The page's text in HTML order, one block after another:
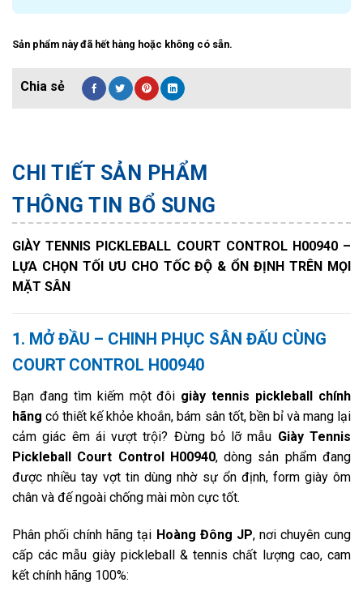
Sản phẩm này đã hết hàng hoặc không có sẵn.
CHI TIẾT SẢN PHẨM
THÔNG TIN BỔ SUNG
GIÀY TENNIS PICKLEBALL COURT CONTROL H00940 –
LỰA CHỌN TỐI ƯU CHO TỐC ĐỘ & ỔN ĐỊNH TRÊN MỌI
MẶT SÂN
1. MỞ ĐẦU – CHINH PHỤC SÂN ĐẤU CÙNG
COURT CONTROL H00940
Bạn đang tìm kiếm một đôi giày tennis pickleball chính
hãng có thiết kế khỏe khoắn, bám sân tốt, bền bỉ và mang lại
cảm giác êm ái vượt trội? Đừng bỏ lỡ mẫu Giày Tennis
Pickleball Court Control H00940, dòng sản phẩm đang
được nhiều tay vợt tin dùng nhờ sự ổn định, form giày ôm
chân và đế ngoài chống mài mòn cực tốt.
Phân phối chính hãng tại Hoàng Đông JP, nơi chuyên cung
cấp các mẫu giày pickleball & tennis chất lượng cao, cam
kết chính hãng 100%: